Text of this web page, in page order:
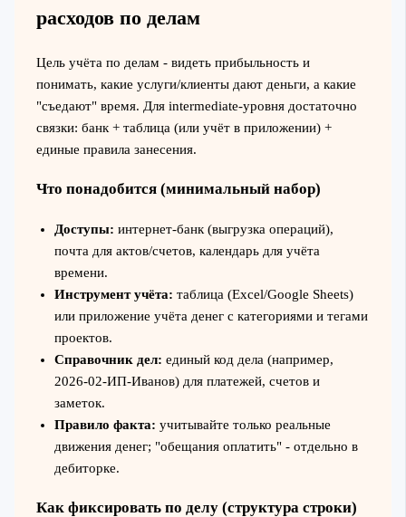
расходов по делам
Цель учёта по делам - видеть прибыльность и
понимать, какие услуги/клиенты дают деньги, а какие
"съедают" время. Для intermediate-уровня достаточно
связки: банк + таблица (или учёт в приложении) +
единые правила занесения.
Что понадобится (минимальный набор)
Доступы: интернет-банк (выгрузка операций),
почта для актов/счетов, календарь для учёта
времени.
Инструмент учёта: таблица (Excel/Google Sheets)
или приложение учёта денег с категориями и тегами
проектов.
Справочник дел: единый код дела (например,
2026-02-ИП-Иванов) для платежей, счетов и
заметок.
Правило факта: учитывайте только реальные
движения денег; "обещания оплатить" - отдельно в
дебиторке.
Как фиксировать по делу (структура строки)